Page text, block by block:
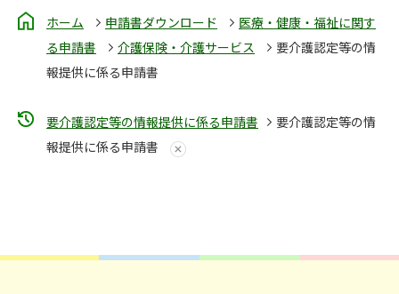
ホーム 申請書ダウンロード
医療・健康・福祉に関す
る申請書
介護保険・介護サービス
要介護認定等の情
報提供に係る申請書
要介護認定等の情報提供に係る申請書
要介護認定等の情
報提供に係る申請書